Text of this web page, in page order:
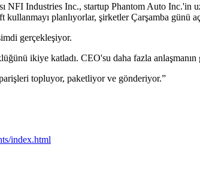
NFI Industries Inc., startup Phantom Auto
planlıyorlar, şirketler Çarşamba günü
gerçekleşiyor.
ikiye katladı. CEO'su daha fazla
topluyor, paketliyor ve gönderiyor.”
index.html